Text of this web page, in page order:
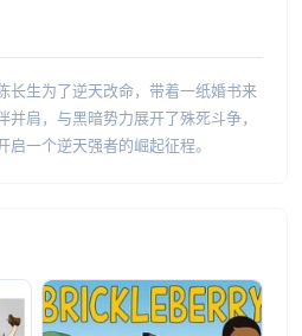
长生为了逆天改命，带着一纸婚书来
肩，与黑暗势力展开了殊死斗争，
一个逆天强者的崛起征程。